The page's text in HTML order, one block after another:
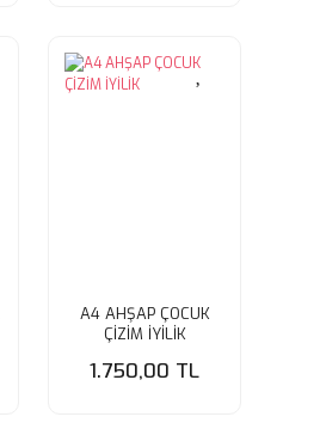
A4 AHŞAP ÇOCUK
ÇİZİM İYİLİK
1.750,00 TL